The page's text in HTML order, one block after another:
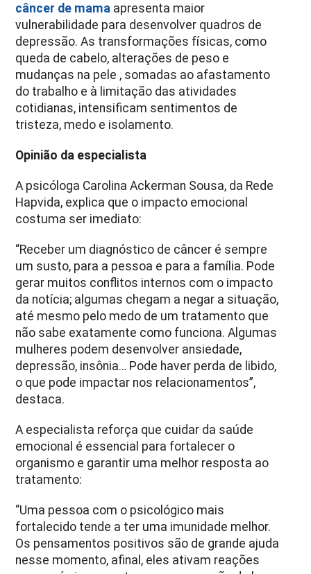
câncer de mama apresenta maior
vulnerabilidade para desenvolver quadros de
depressão. As transformações físicas, como
queda de cabelo, alterações de peso e
mudanças na pele , somadas ao afastamento
do trabalho e à limitação das atividades
cotidianas, intensificam sentimentos de
tristeza, medo e isolamento.
Opinião da especialista
A psicóloga Carolina Ackerman Sousa, da Rede
Hapvida, explica que o impacto emocional
costuma ser imediato:
“Receber um diagnóstico de câncer é sempre
um susto, para a pessoa e para a família. Pode
gerar muitos conflitos internos com o impacto
da notícia; algumas chegam a negar a situação,
até mesmo pelo medo de um tratamento que
não sabe exatamente como funciona. Algumas
mulheres podem desenvolver ansiedade,
depressão, insônia… Pode haver perda de libido,
o que pode impactar nos relacionamentos”,
destaca.
A especialista reforça que cuidar da saúde
emocional é essencial para fortalecer o
organismo e garantir uma melhor resposta ao
tratamento:
“Uma pessoa com o psicológico mais
fortalecido tende a ter uma imunidade melhor.
Os pensamentos positivos são de grande ajuda
nesse momento, afinal, eles ativam reações